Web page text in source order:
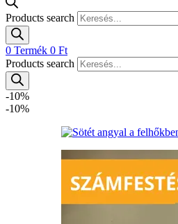
Products search
0 Termék 0 Ft
Products search
-10%
-10%